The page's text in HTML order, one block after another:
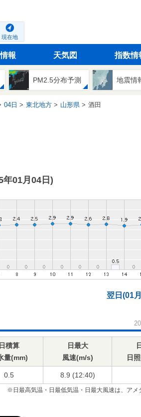
現在地
報 天気図 指数情
PM2.5分布予測 地震情
04日 東北地方 山形県 酒田
年01月04日)
翌日(01
日積算
量(mm)
日最大
風速(m/s)
日
0.5 8.9 (12:40)
※日最高気温・日最低気温・日最大風速は、アメ